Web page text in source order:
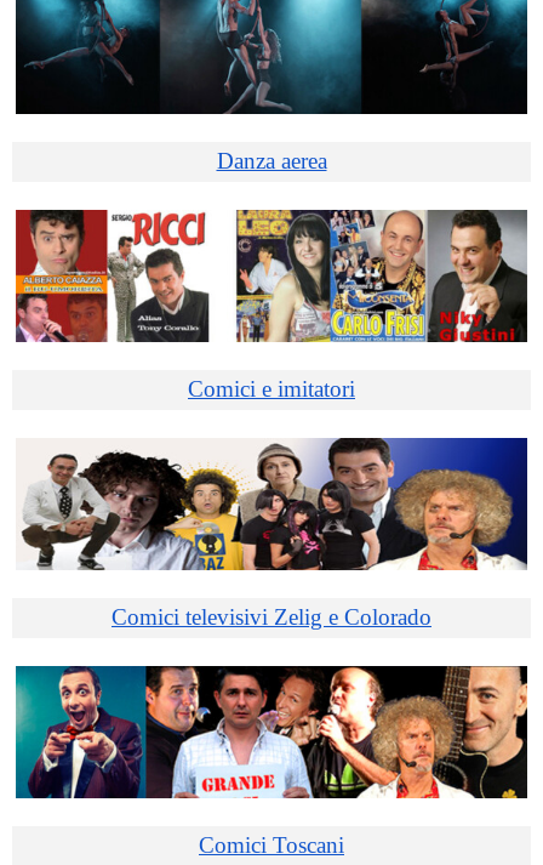
Danza aerea
Comici e imitatori
Comici televisivi Zelig e Colorado
Comici Toscani